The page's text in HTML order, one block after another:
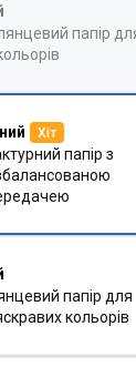
папір
Хіт
папір з
папір для
кольорів